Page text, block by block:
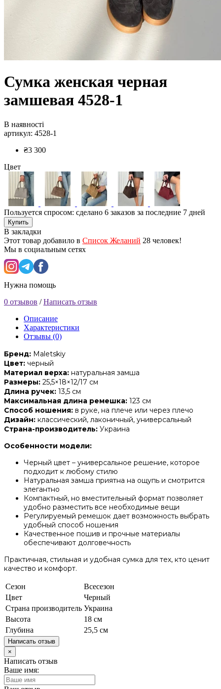
Сумка женская черная
замшевая 4528-1
В наявності
артикул: 4528-1
₴3 300
Цвет
Пользуется спросом: сделано 6 заказов за последние 7 дней
Купить
В закладки
Этот товар добавило в Список Желаний 28 человек!
Мы в социальным сетях
Нужна помощь
0 отзывов /Написать отзыв
Описание
Характеристики
Отзывы (0)
Бренд: Maletskiy
Цвет: черный
Материал верха: натуральная замша
Размеры: 25,5×18×12/17 см
Длина ручек: 13,5 см
Максимальная длина ремешка: 123 см
Способ ношения: в руке, на плече или через плечо
Дизайн: классический, лаконичный, универсальный
Страна-производитель: Украина
Особенности модели:
Черный цвет – универсальное решение, которое
подходит к любому стилю
Натуральная замша приятна на ощупь и смотрится
элегантно
Компактный, но вместительный формат позволяет
удобно разместить все необходимые вещи
Регулируемый ремешок дает возможность выбрать
удобный способ ношения
Качественное пошив и прочные материалы
обеспечивают долговечность
Практичная, стильная и удобная сумка для тех, кто ценит
качество и комфорт.
Сезон
Всесезон
Цвет
Черный
Страна производитель Украина
Высота
18 см
Глубина
25,5 см
Написать отзыв
×
Написать отзыв
Ваше имя: